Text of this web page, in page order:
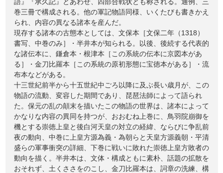
巻三冊で構成される。他の軍記物語同様、いくたびも書きかえ
られ、内容の異なる諸本を産んだ。
現存する諸本の古態本としては、文保本［文保二年（1318）
書写、中巻のみ］・半井本が知られる。以後、後続する代表的
な諸伝本に、鎌倉本・根津本［この系統の伝本に京図本があ
る］・金刀比羅本［この系統の原初形態に宝徳本がある］・流
布本などがある。
十三世紀前半から十五世紀中ごろ以降に及ぶ長い歳月が、この
物語の流動、変容した期間であり、琵琶法師によって語られ
た。保元の乱の顛末を描いたこの物語の世界は、諸本によって
かなりな内容の異同を持つが、おおむね上巻に、鳥羽院崩御を
機とする崇徳上皇と後白河天皇の対立の経緯、ならびに争乱前
夜の動向、中巻に上皇方源為義・為朝らと天皇方源義朝・平清
盛らの軍事衝突の詳細、下巻に戦いに敗れた崇徳上皇方敗者の
動向を描く。半井本は、文体・構成ともに素朴、話題の拡散を
おそれず、土くささをのこし、金刀比羅本は、詞章の洗練、構